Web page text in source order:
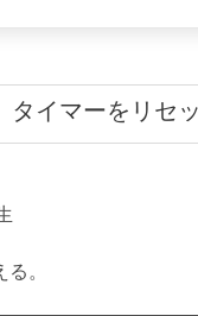
タイマーをリセ
。